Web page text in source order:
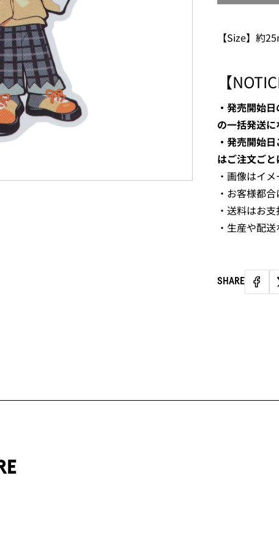
【Size】約
【
・発売開始
の一括発送に
・発売開始
はご注文ごと
・画像はイ
・お客様都
・送料はお
・生産や配
SHARE